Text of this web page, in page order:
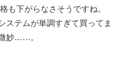
も下がらなさそうですね。
ステムが単調すぎて買ってま
妙……。